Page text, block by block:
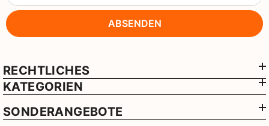
ABSENDEN
RECHTLICHES
KATEGORIEN
SONDERANGEBOTE